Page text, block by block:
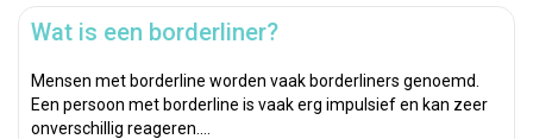
Wat is een borderliner?
Mensen met borderline worden vaak borderliners genoemd.
Een persoon met borderline is vaak erg impulsief en kan zeer
onverschillig reageren.…